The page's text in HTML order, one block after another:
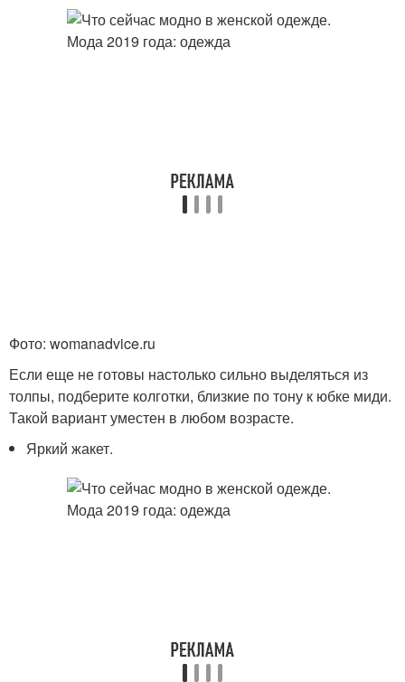
Фото: womanadvice.ru
Если еще не готовы настолько сильно выделяться из
толпы, подберите колготки, близкие по тону к юбке миди.
Такой вариант уместен в любом возрасте.
Яркий жакет.